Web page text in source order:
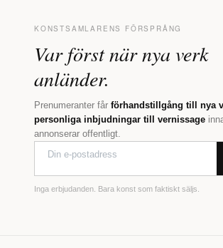
KONSTSAMLARENS FÖRSPRÅNG
Var först när nya verk
anländer.
Prenumeranter får förhandstillgång till nya
personliga inbjudningar till vernissage
annonserar offentligt.
Inga erbjudanden. Bara konst som faktiskt säljs.